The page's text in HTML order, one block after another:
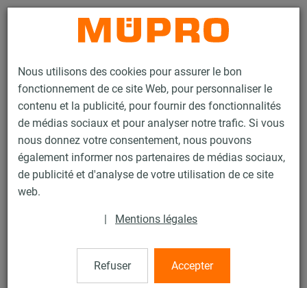
Nous utilisons des cookies pour assurer le bon
fonctionnement de ce site Web, pour personnaliser le
contenu et la publicité, pour fournir des fonctionnalités
de médias sociaux et pour analyser notre trafic. Si vous
nous donnez votre consentement, nous pouvons
également informer nos partenaires de médias sociaux,
de publicité et d'analyse de votre utilisation de ce site
web.
| Mentions légales
Refuser Accepter
Contact
Produits Technique de fixation
Fixation de sprinklers
Accessoires de montage pour la fixation de sprinklers
Rondelle
Rondelle
DIN 125, électrozinguée